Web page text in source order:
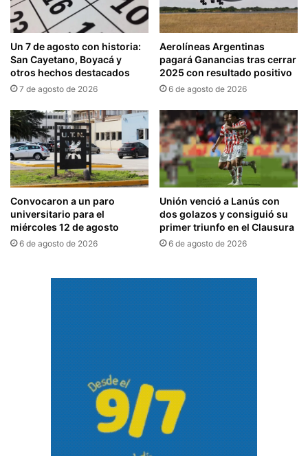
Un 7 de agosto con historia:
San Cayetano, Boyacá y
otros hechos destacados
7 de agosto de 2026
Aerolíneas Argentinas
pagará Ganancias tras cerrar
2025 con resultado positivo
6 de agosto de 2026
Convocaron a un paro
universitario para el
miércoles 12 de agosto
6 de agosto de 2026
Unión venció a Lanús con
dos golazos y consiguió su
primer triunfo en el Clausura
6 de agosto de 2026